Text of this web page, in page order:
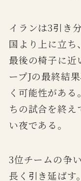
イランは3引き
国より上に立ち
最後の椅子に近
ープJの最終結
く可能性があ
ちの試合を終え
い夜である。
3位チームの争
長く引き延ばす。